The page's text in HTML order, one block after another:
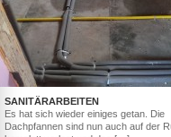
SANITÄRARBEITEN
Es hat sich wieder einiges getan. Die
Dachpfannen sind nun auch auf der